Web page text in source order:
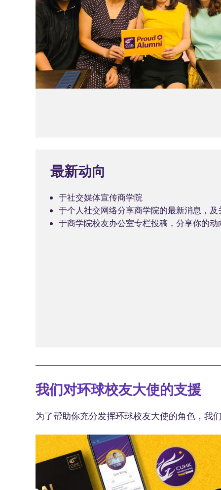
最新动向
于社交媒体宣传商学院
于个人社交网络分享商学院的最新消息，
于商学院校友办公室专栏投稿，分享你的
我们对环球校友大使的支援
为了帮助你充分发挥环球校友大使的角色，我